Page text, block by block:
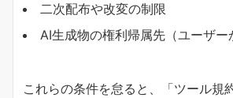
二次配布や改変の制限
AI生成物の権利帰属先（ユーザー
これらの条件を怠ると、「ツール規